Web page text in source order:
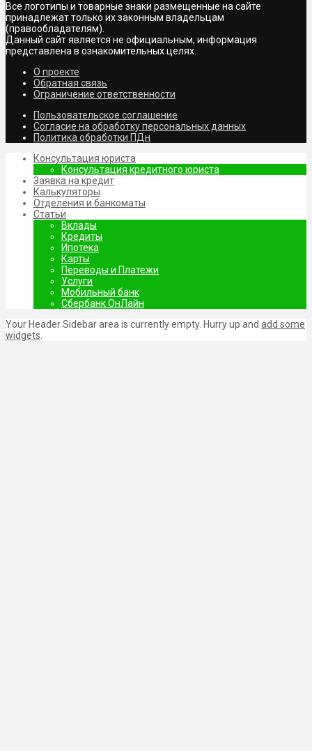
Все логотипы и товарные знаки размещенные на сайте
принадлежат только их законным владельцам
(правообладателям).
Данный сайт является не официальным, информация
представлена в ознакомительных целях.
О проекте
Обратная связь
Ограничение ответственности
Пользовательское соглашение
Согласие на обработку персональных данных
Политика обработки ПДн
Консультация юриста
Консультация кредитного юриста
Заявка на кредит
Калькуляторы
Отделения и банкоматы
Статьи
Вклады
Кредиты
Ипотека
Карты
Переводы и Платежи
Услуги
Мобильный банк
Сбербанк ОнЛайн
Your Header Sidebar area is currently empty. Hurry up and add some
widgets.